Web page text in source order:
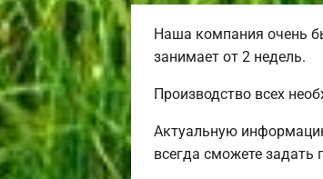
Наша компания очень
занимает от 2 недель.
Производство всех
Актуальную
всегда сможете задать